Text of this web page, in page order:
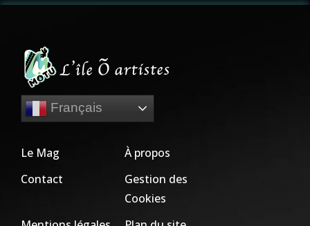
Français
Le Mag
À propos
Contact
Gestion des
Cookies